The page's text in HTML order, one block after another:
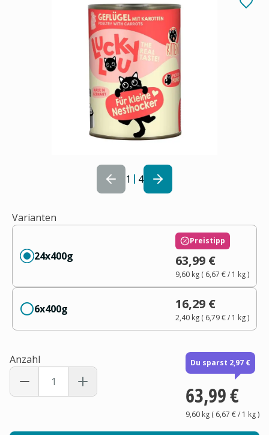
1 4
Varianten
24x400g
Preistipp
63,99 €
9,60 kg( 6,67 €/ 1 kg)
6x400g 16,29 €
2,40 kg( 6,79 €/ 1 kg)
Anzahl Du sparst 2,97 €
63,99 €
9,60 kg( 6,67 €/ 1 kg)